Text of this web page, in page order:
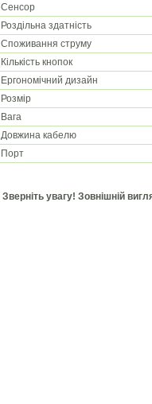
Сенсор
Роздільна здатність
Споживання струму
Кількість кнопок
Ергономічний дизайн
Розмір
Вага
Довжина кабелю
Порт
Зверніть увагу! Зовнішній